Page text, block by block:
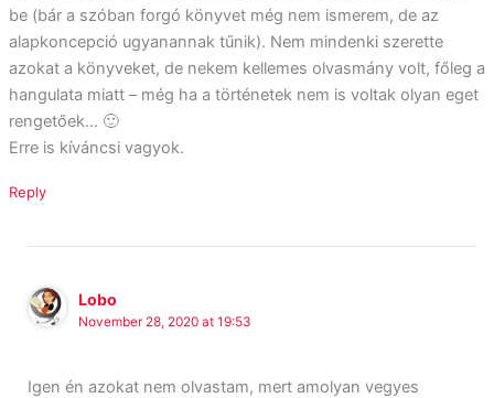
be (bár a szóban forgó könyvet még nem ismerem, de az
alapkoncepció ugyanannak tűnik). Nem mindenki szerette
azokat a könyveket, de nekem kellemes olvasmány volt, főleg a
hangulata miatt – még ha a történetek nem is voltak olyan eget
rengetőek… 🙂
Erre is kíváncsi vagyok.
Reply
Lobo
November 28, 2020 at 19:53
Igen én azokat nem olvastam, mert amolyan vegyes